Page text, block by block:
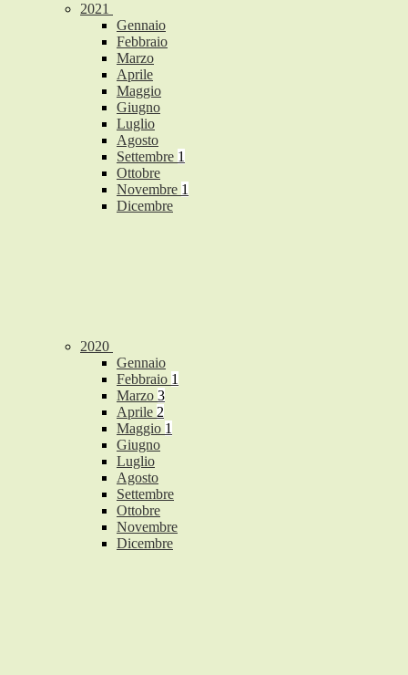
2021
Gennaio
Febbraio
Marzo
Aprile
Maggio
Giugno
Luglio
Agosto
Settembre 1
Ottobre
Novembre 1
Dicembre
2020
Gennaio
Febbraio 1
Marzo 3
Aprile 2
Maggio 1
Giugno
Luglio
Agosto
Settembre
Ottobre
Novembre
Dicembre